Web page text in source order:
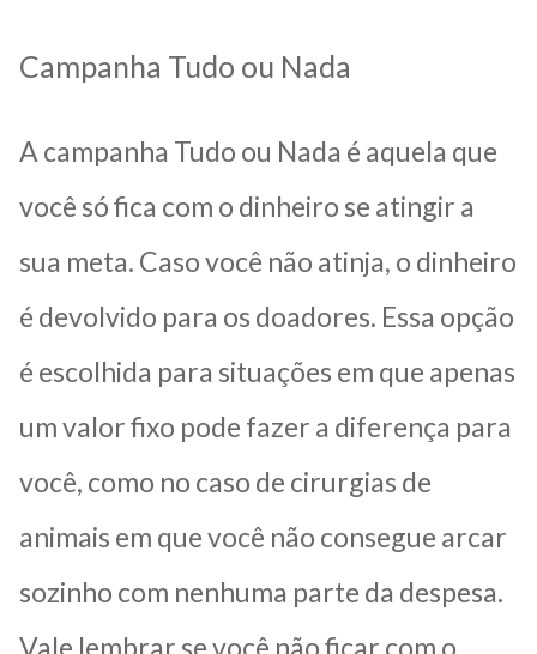
Campanha Tudo ou Nada
A campanha Tudo ou Nada é aquela que
você só fica com o dinheiro se atingir a
sua meta. Caso você não atinja, o dinheiro
é devolvido para os doadores. Essa opção
é escolhida para situações em que apenas
um valor fixo pode fazer a diferença para
você, como no caso de cirurgias de
animais em que você não consegue arcar
sozinho com nenhuma parte da despesa.